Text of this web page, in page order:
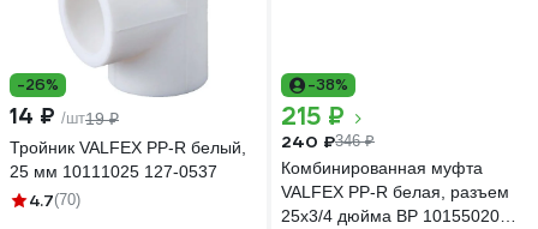
-26%
14 ₽ /шт19 ₽
Тройник VALFEX PP-R белый,
25 мм 10111025 127-0537
4.7(70)
-38%
215 ₽
240 ₽346 ₽
Комбинированная муфта
VALFEX PP-R белая, разъем
25х3/4 дюйма ВР 10155020